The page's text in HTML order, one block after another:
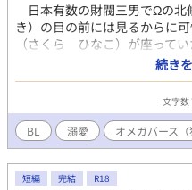
日本有数の財閥三男でΩの
き）の目の前には見るからに
（さくら ひなこ）が座って
ください！」 大きなおめめ
てきた。 ケイト君────諏
約者であるαだった。 環と
はそんな環の負い目を突いて
前等より人生経験それなり
単に譲って堪るか、と大人げ
オメガバな設定ですが設定は
意。 不定期更新になります
続き
文字数
BL 溺愛 オメガバース（
短編 完結 R18